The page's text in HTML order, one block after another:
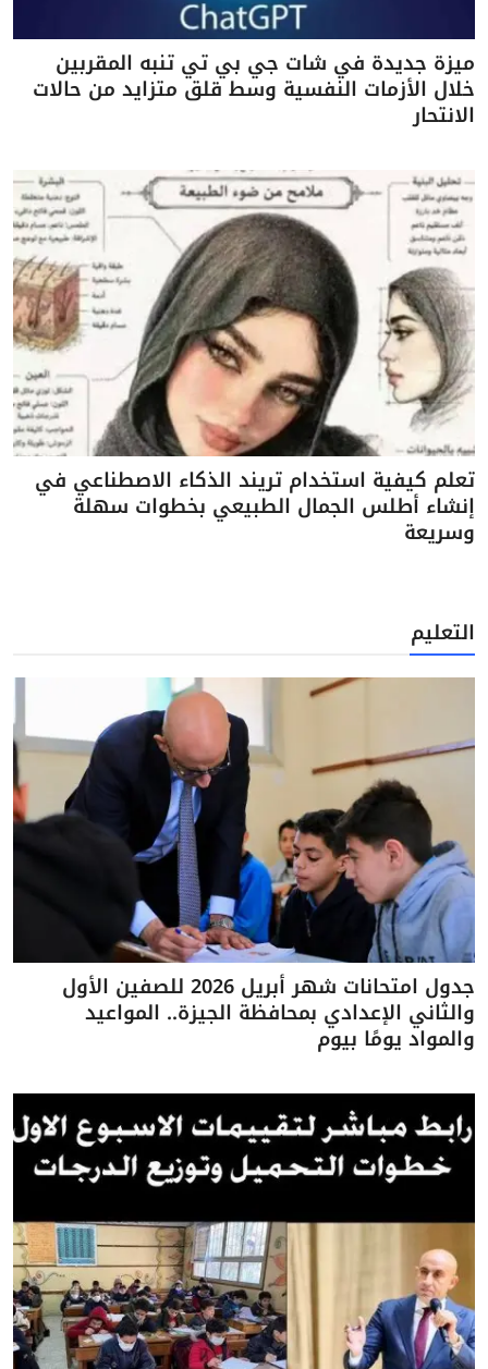
ميزة جديدة في شات جي بي تي تنبه المقربين
خلال الأزمات النفسية وسط قلق متزايد من حالات
الانتحار
تعلم كيفية استخدام تريند الذكاء الاصطناعي في
إنشاء أطلس الجمال الطبيعي بخطوات سهلة
وسريعة
التعليم
جدول امتحانات شهر أبريل 2026 للصفين الأول
والثاني الإعدادي بمحافظة الجيزة.. المواعيد
والمواد يومًا بيوم